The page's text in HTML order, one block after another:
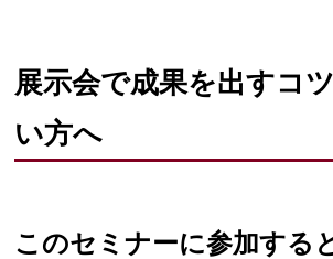
展示会で成果を出すコ
い方へ
このセミナーに参加する